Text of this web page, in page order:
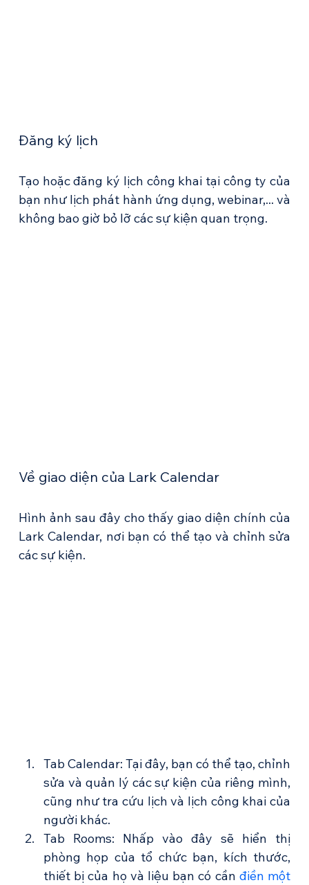
Đăng ký lịch
Tạo hoặc đăng ký lịch công khai tại công ty của
bạn như lịch phát hành ứng dụng, webinar,... và
không bao giờ bỏ lỡ các sự kiện quan trọng.
Về giao diện của Lark Calendar
Hình ảnh sau đây cho thấy giao diện chính của
Lark Calendar, nơi bạn có thể tạo và chỉnh sửa
các sự kiện.
Tab Calendar: Tại đây, bạn có thể tạo, chỉnh
sửa và quản lý các sự kiện của riêng mình,
cũng như tra cứu lịch và lịch công khai của
người khác.
Tab Rooms: Nhấp vào đây sẽ hiển thị
phòng họp của tổ chức bạn, kích thước,
thiết bị của họ và liệu bạn có cần điền một